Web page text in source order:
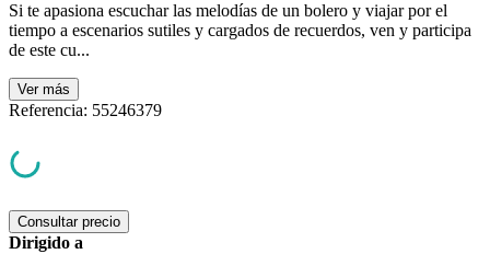
Si te apasiona escuchar las melodías de un bolero y viajar por el
tiempo a escenarios sutiles y cargados de recuerdos, ven y participa
de este cu...
Ver más
Referencia: 55246379
Consultar precio
Dirigido a